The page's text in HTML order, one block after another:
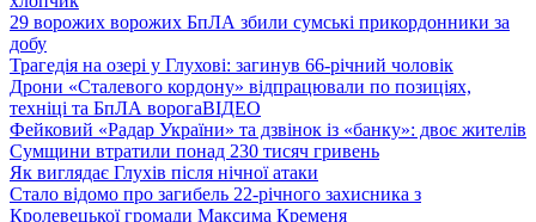
29 ворожих ворожих БпЛА збили сумські прикордонники за
добу
Трагедія на озері у Глухові: загинув 66-річний чоловік
Дрони «Сталевого кордону» відпрацювали по позиціях,
техніці та БпЛА ворогаВІДЕО
Фейковий «Радар України» та дзвінок із «банку»: двоє жителів
Сумщини втратили понад 230 тисяч гривень
Як виглядає Глухів після нічної атаки
Стало відомо про загибель 22-річного захисника з
Кролевецької громади Максима Кременя